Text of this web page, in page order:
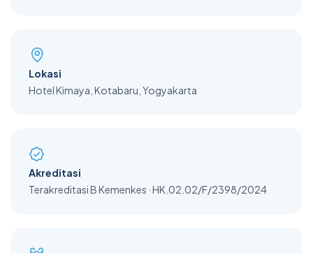
Lokasi
Hotel Kimaya, Kotabaru, Yogyakarta
Akreditasi
Terakreditasi B Kemenkes · HK.02.02/F/2398/2024